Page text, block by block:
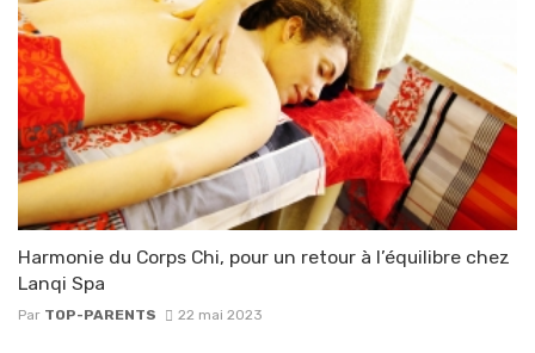
Harmonie du Corps Chi, pour un retour à l’équilibre chez
Lanqi Spa
Par TOP-PARENTS 22 mai 2023